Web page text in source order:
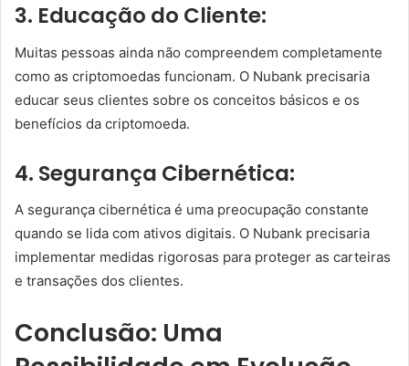
3. Educação do Cliente:
Muitas pessoas ainda não compreendem completamente
como as criptomoedas funcionam. O Nubank precisaria
educar seus clientes sobre os conceitos básicos e os
benefícios da criptomoeda.
4. Segurança Cibernética:
A segurança cibernética é uma preocupação constante
quando se lida com ativos digitais. O Nubank precisaria
implementar medidas rigorosas para proteger as carteiras
e transações dos clientes.
Conclusão: Uma